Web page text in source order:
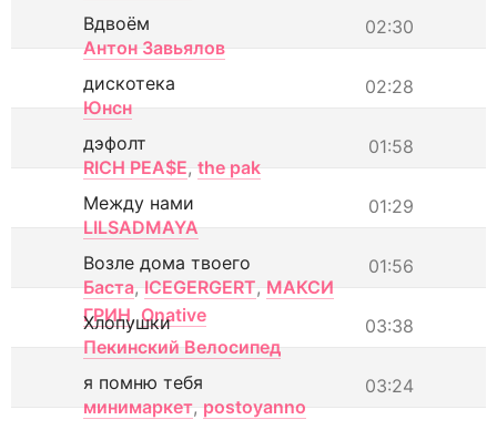
02:30
Вдвоём
Антон Завьялов
02:28
дискотека
Юнсн
01:58
дэфолт
RICH PEA$E, the pak
01:29
Между нами
LILSADMAYA
01:56
Возле дома твоего
Баста, ICEGERGERT, МАКСИ
ГРИН, Onative 03:38
Хлопушки
Пекинский Велосипед
03:24
я помню тебя
минимаркет, postoyanno